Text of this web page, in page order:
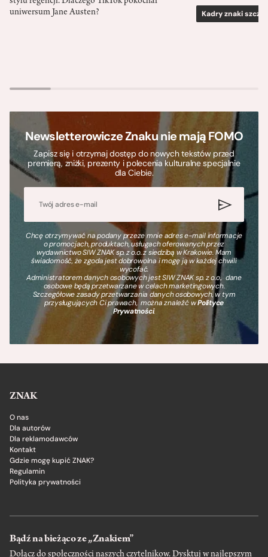
uniwersum Jane Austen?
Kadry znaki
Newsletterowicze Znaku nie mają FOMO
Zapisz się i otrzymaj dostęp do nowych tekstów przed
premierą, zniżki, prezenty i polecenia kulturalne specjalnie
dla Ciebie.
Chcę otrzymywać na podany przeze mnie adres e-mail informacje
o promocjach, produktach, usługach oferowanych przez
wydawnictwo SIW ZNAK sp. z o.o. z siedzibą w Krakowie. Mam
świadomość, że zgoda jest dobrowolna i mogę ją w każdej chwili
wycofać.
Administratorem danych osobowych jest SIW ZNAK sp. z o.o., dane
osobowe będą przetwarzane w celach marketingowych.
Szczegółowe zasady przetwarzania danych osobowych, w tym
przysługujących Ci prawach, można znaleźć wPolityce
Prywatności.
ZNAK
O nas
Dla autorów
Dla reklamodawców
Kontakt
Gdzie mogę kupić ZNAK?
Regulamin
Polityka prywatności
Bądź na bieżąco ze „Znakiem”
Dołącz do społeczności naszych czytelnikow. Dysktuj w najlepszym